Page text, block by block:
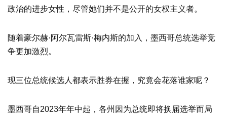
政治的进步女性，尽管她们并不是公开的女权主义者。
随着豪尔赫·阿尔瓦雷斯·梅内斯的加入，墨西哥总统选举竞
争更加激烈。
现三位总统候选人都表示胜券在握，究竟会花落谁家呢？
墨西哥自2023年年中起，各州因为总统即将换届选举而局